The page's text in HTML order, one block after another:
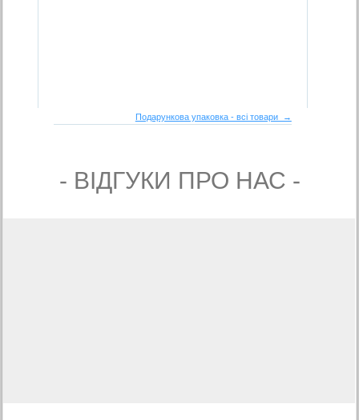
Подарункова упаковка - всі товари →
- ВIДГУКИ ПРО НАС -